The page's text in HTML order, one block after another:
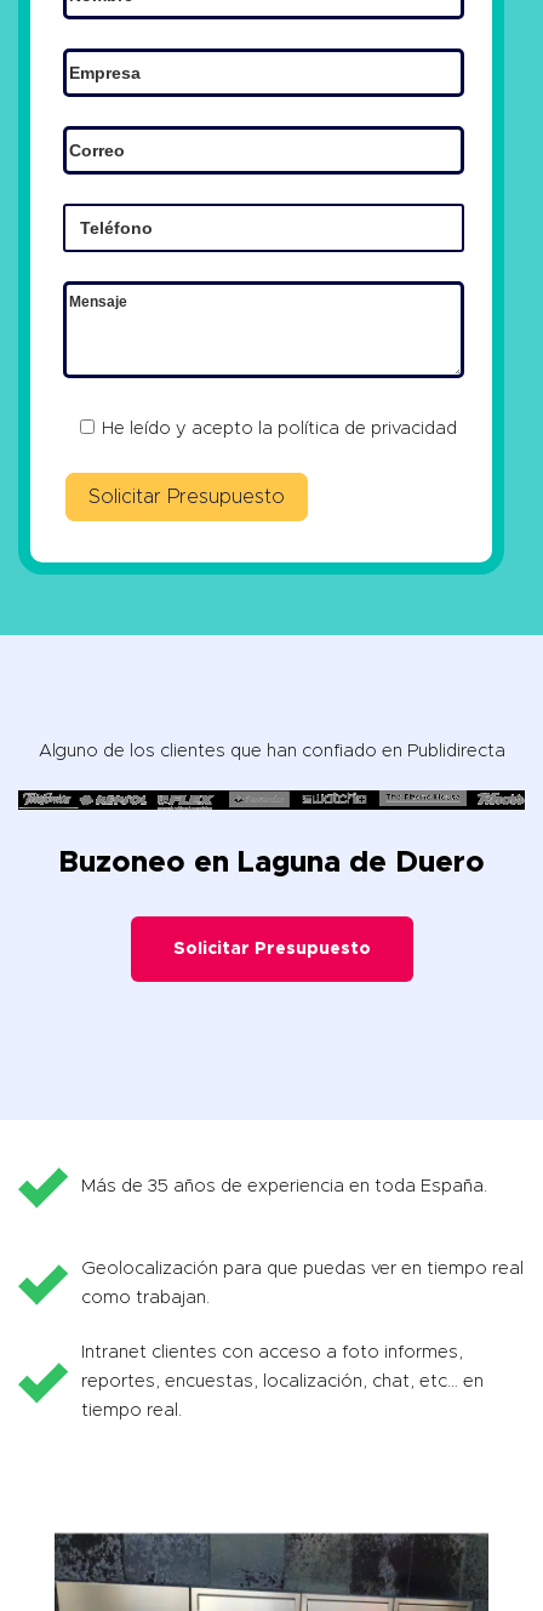
He leído y acepto la política de privacidad
Alguno de los clientes que han confiado en Publidirecta
Buzoneo en Laguna de Duero
Solicitar Presupuesto
Más de 35 años de experiencia en toda España.
Geolocalización para que puedas ver en tiempo real
como trabajan.
Intranet clientes con acceso a foto informes,
reportes, encuestas, localización, chat, etc… en
tiempo real.